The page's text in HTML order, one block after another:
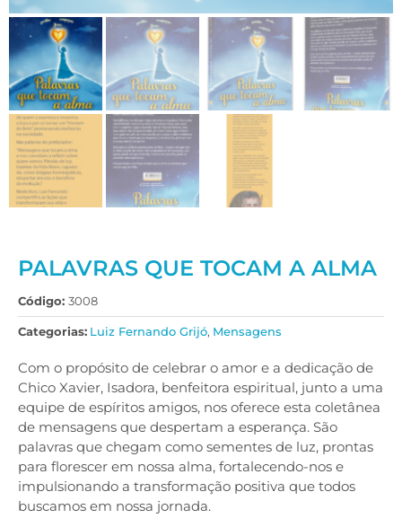
PALAVRAS QUE TOCAM A ALMA
Código: 3008
Categorias: Luiz Fernando Grijó, Mensagens
Com o propósito de celebrar o amor e a dedicação de
Chico Xavier, Isadora, benfeitora espiritual, junto a uma
equipe de espíritos amigos, nos oferece esta coletânea
de mensagens que despertam a esperança. São
palavras que chegam como sementes de luz, prontas
para florescer em nossa alma, fortalecendo-nos e
impulsionando a transformação positiva que todos
buscamos em nossa jornada.